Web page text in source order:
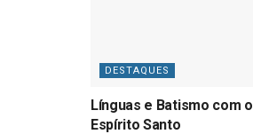
DESTAQUES
Línguas e Batismo com o
Espírito Santo